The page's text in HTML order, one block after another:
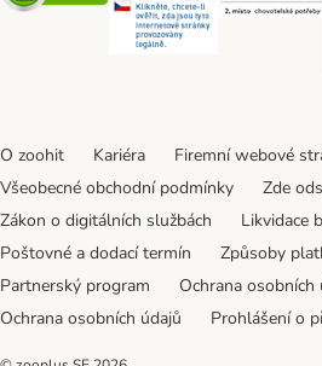
O zoohit Kariéra Firemní webové
Všeobecné obchodní podmínky
Zde
Zákon o digitálních službách
Likvidace
Poštovné a dodací termín
Způsoby
Partnerský program
Ochrana osobních
Ochrana osobních údajů
Prohlášení o